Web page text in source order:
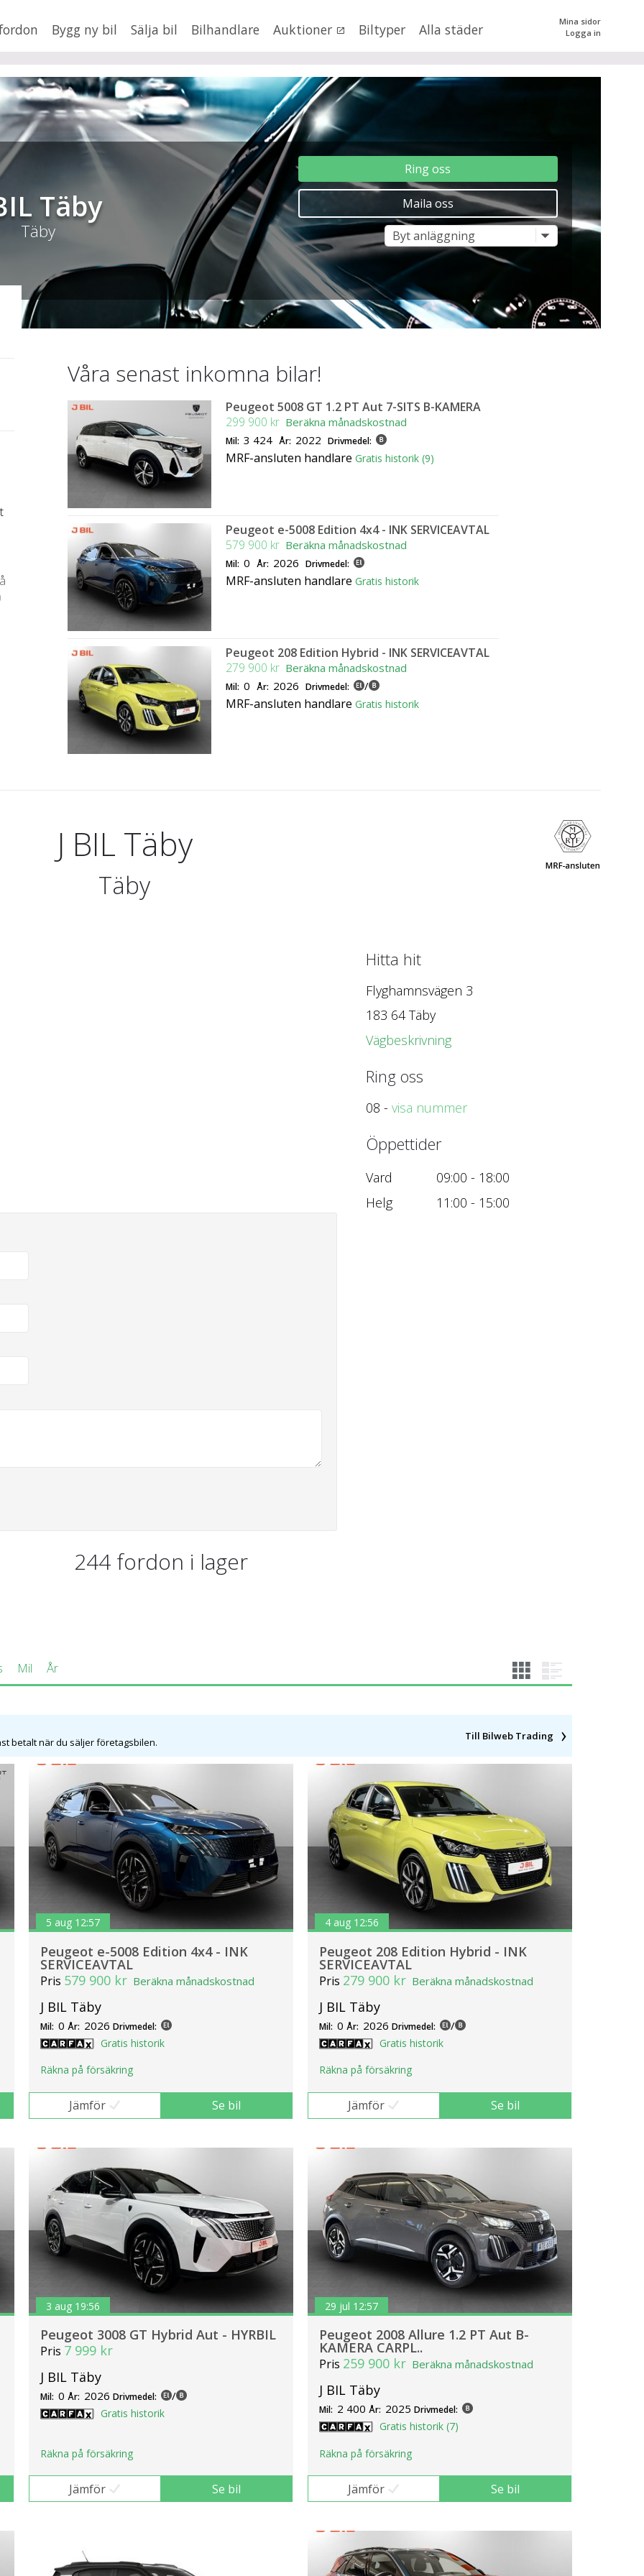
Bygg ny bil Sälja bil Bilhandlare Auktioner Biltyper Alla städer
Mina sidor
Logga in
,BMW
0 kr tillmer än 500000
Justera priset genom att dra i knapparna
Mil från Mil till
Län (alla)
Fler val SÖK
Täby
Täby
Ring oss
Maila oss
Våra senast inkomna bilar!
Peugeot 5008 GT 1.2 PT Aut 7-SITS B-KAMERA
299 900 kr Beräkna månadskostnad
Mil: 3 424 År: 2022 Drivmedel:
MRF-ansluten handlare Gratis historik (9)
Peugeot e-5008 Edition 4x4 - INK SERVICEAVTAL
579 900 kr Beräkna månadskostnad
Mil: 0 År: 2026 Drivmedel:
MRF-ansluten handlare Gratis historik
Peugeot 208 Edition Hybrid - INK SERVICEAVTAL
279 900 kr Beräkna månadskostnad
Mil: 0 År: 2026 Drivmedel: /
MRF-ansluten handlare Gratis historik
J BIL Täby
Täby
Hitta hit
Flyghamnsvägen 3
183 64 Täby
Vägbeskrivning
Ring oss
08 - visa nummer
Öppettider
Vard
09:00 - 18:00
Helg
11:00 - 15:00
244 fordon i lager
Mil År
betalt när du säljer företagsbilen.
Till Bilweb Trading
5 aug 12:57
Peugeot e-5008 Edition 4x4 - INK
SERVICEAVTAL
Pris 579 900 kr Beräkna månadskostnad
J BIL Täby
Mil: 0 År: 2026 Drivmedel:
Gratis historik
Räkna på försäkring
Jämför Se bil
4 aug 12:56
Peugeot 208 Edition Hybrid - INK
SERVICEAVTAL
Pris 279 900 kr Beräkna månadskostnad
J BIL Täby
Mil: 0 År: 2026 Drivmedel: /
Gratis historik
Räkna på försäkring
Jämför Se bil
3 aug 19:56
Peugeot 3008 GT Hybrid Aut - HYRBIL
Pris 7 999 kr
J BIL Täby
Mil: 0 År: 2026 Drivmedel: /
Gratis historik
Räkna på försäkring
Jämför Se bil
29 jul 12:57
Peugeot 2008 Allure 1.2 PT Aut B-
KAMERA CARPL..
Pris 259 900 kr Beräkna månadskostnad
J BIL Täby
Mil: 2 400 År: 2025 Drivmedel:
Gratis historik (7)
Räkna på försäkring
Jämför Se bil